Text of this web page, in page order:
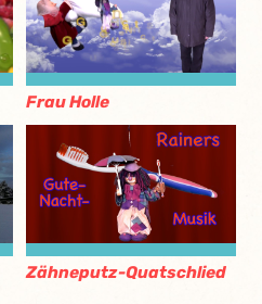
Frau Holle
Zähneputz-Quatschlied